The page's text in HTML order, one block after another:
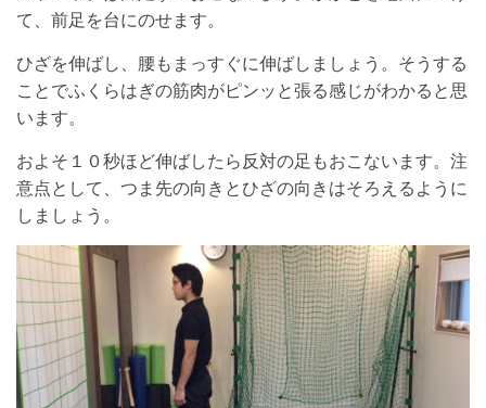
て、前足を台にのせます。
ひざを伸ばし、腰もまっすぐに伸ばしましょう。そうする
ことでふくらはぎの筋肉がピンッと張る感じがわかると思
います。
およそ１０秒ほど伸ばしたら反対の足もおこないます。注
意点として、つま先の向きとひざの向きはそろえるように
しましょう。